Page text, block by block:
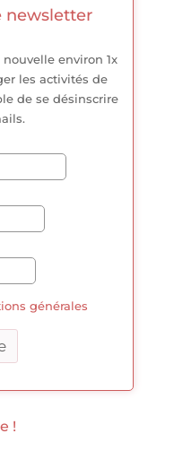
newsletter
environ 1x
les activités de
de se désinscrire
générales
!